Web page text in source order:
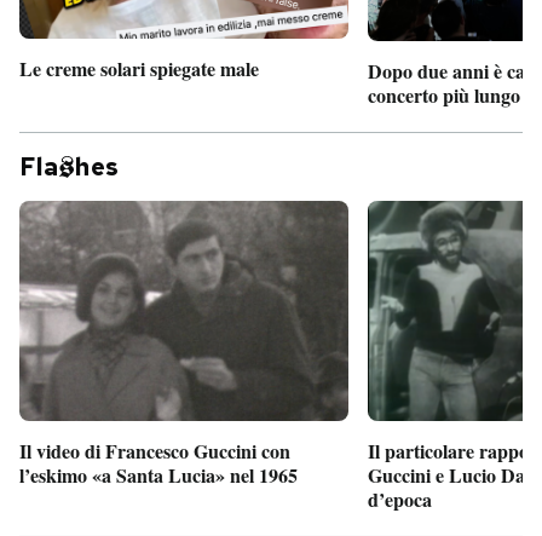
Le creme solari spiegate male
Dopo due anni è
concerto più lungo
Fla hes
Il video di Francesco Guccini con
l’eskimo «a Santa Lucia» nel 1965
Il particolare
Guccini e Lucio
d’epoca